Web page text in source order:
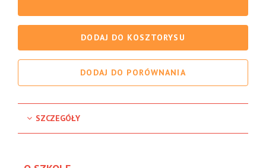
DODAJ DO KOSZTORYSU
DODAJ DO PORÓWNANIA
SZCZEGÓŁY